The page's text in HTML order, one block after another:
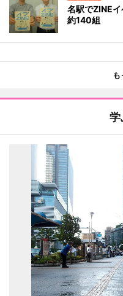
名駅でZINE
約140組
も
学